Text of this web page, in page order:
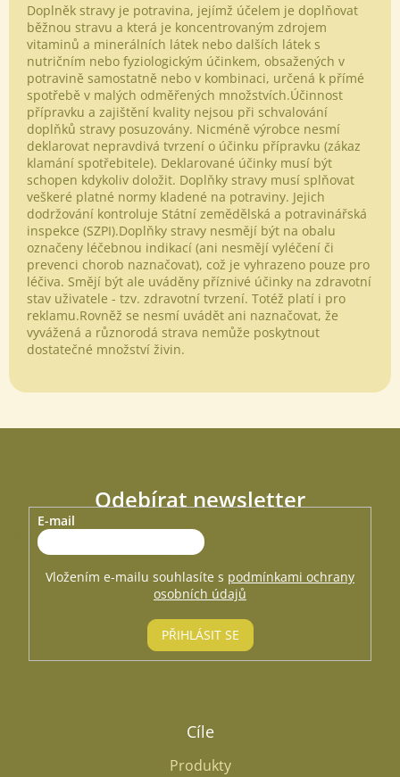
Doplněk stravy je potravina, jejímž účelem je doplňovat
běžnou stravu a která je koncentrovaným zdrojem
vitaminů a minerálních látek nebo dalších látek s
nutričním nebo fyziologickým účinkem, obsažených v
potravině samostatně nebo v kombinaci, určená k přímé
spotřebě v malých odměřených množstvích.Účinnost
přípravku a zajištění kvality nejsou při schvalování
doplňků stravy posuzovány. Nicméně výrobce nesmí
deklarovat nepravdivá tvrzení o účinku přípravku (zákaz
klamání spotřebitele). Deklarované účinky musí být
schopen kdykoliv doložit. Doplňky stravy musí splňovat
veškeré platné normy kladené na potraviny. Jejich
dodržování kontroluje Státní zemědělská a potravinářská
inspekce (SZPI).Doplňky stravy nesmějí být na obalu
označeny léčebnou indikací (ani nesmějí vyléčení či
prevenci chorob naznačovat), což je vyhrazeno pouze pro
léčiva. Smějí být ale uváděny příznivé účinky na zdravotní
stav uživatele - tzv. zdravotní tvrzení. Totéž platí i pro
reklamu.Rovněž se nesmí uvádět ani naznačovat, že
vyvážená a různorodá strava nemůže poskytnout
dostatečné množství živin.
Odebírat newsletter
Vložte svůj e-mail a my vám budeme zasílat informace o nových
produktech na našem e-shopu.
E-mail
Vložením e-mailu souhlasíte s podmínkami ochrany
osobních údajů
PŘIHLÁSIT SE
Cíle
Produkty
Odeslat
Powered by chaterimo